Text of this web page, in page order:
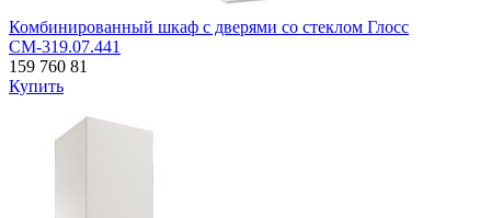
Комбинированный шкаф с дверями со стеклом Глосс
СМ-319.07.441
159 760 81
Купить